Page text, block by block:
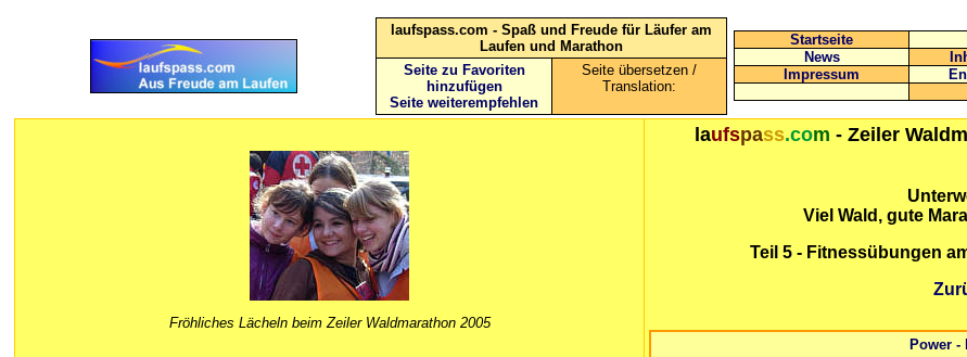
laufspass.com - Spaß und Freude für Läufer am
Laufen und Marathon
Seite zu Favoriten
hinzufügen
Seite weiterempfehlen
Seite übersetzen /
Translation:
Startseite
News
Impressum
Fröhliches Lächeln beim Zeiler Waldmarathon 2005
laufspass.com - Zeiler
Viel Wald, gute
Teil 5 - Fitnessübungen
Power